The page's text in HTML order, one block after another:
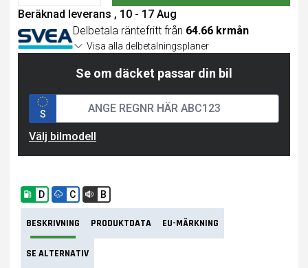
Beräknad leverans , 10 - 17 Aug
Delbetala räntefritt från 64.66 krmån
Visa alla delbetalningsplaner
Se om däcket passar din bil
S
Välj bilmodell
D C B
BESKRIVNING PRODUKTDATA EU-MÄRKNING
SE ALTERNATIV